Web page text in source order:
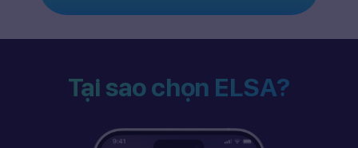
Tại sao chọn ELSA?